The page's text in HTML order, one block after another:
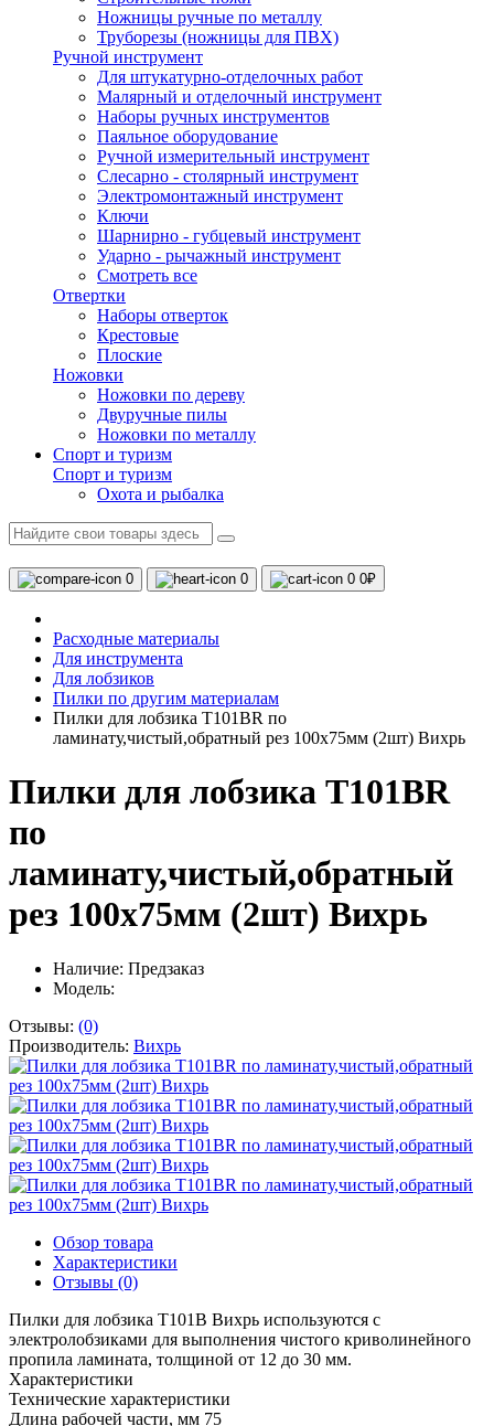
Ножницы ручные по металлу
Труборезы (ножницы для ПВХ)
Ручной инструмент
Для штукатурно-отделочных работ
Малярный и отделочный инструмент
Наборы ручных инструментов
Паяльное оборудование
Ручной измерительный инструмент
Слесарно - столярный инструмент
Электромонтажный инструмент
Ключи
Шарнирно - губцевый инструмент
Ударно - рычажный инструмент
Смотреть все
Отвертки
Наборы отверток
Крестовые
Плоские
Ножовки
Ножовки по дереву
Двуручные пилы
Ножовки по металлу
Спорт и туризм
Спорт и туризм
Охота и рыбалка
0 0 0 0₽
Расходные материалы
Для инструмента
Для лобзиков
Пилки по другим материалам
Пилки для лобзика Т101ВR по
ламинату,чистый,обратный рез 100х75мм (2шт) Вихрь
Пилки для лобзика Т101ВR
по
ламинату,чистый,обратный
рез 100х75мм (2шт) Вихрь
Наличие: Предзаказ
Модель:
Отзывы: (0)
Производитель: Вихрь
Обзор товара
Характеристики
Отзывы (0)
Пилки для лобзика Т101В Вихрь используются с
электролобзиками для выполнения чистого криволинейного
пропила ламината, толщиной от 12 до 30 мм.
Характеристики
Технические характеристики
Длина рабочей части, мм 75